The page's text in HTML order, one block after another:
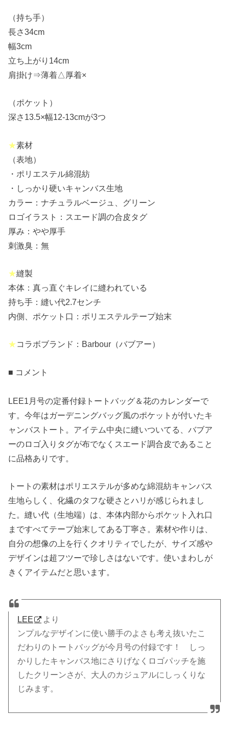
（持ち手）
長さ34cm
幅3cm
立ち上がり14cm
肩掛け⇒薄着△厚着×
（ポケット）
深さ13.5×幅12-13cmが3つ
★素材
（表地）
・ポリエステル綿混紡
・しっかり硬いキャンバス生地
カラー：ナチュラルベージュ、グリーン
ロゴイラスト：スエード調の合皮タグ
厚み：やや厚手
刺激臭：無
★縫製
本体：真っ直ぐキレイに縫われている
持ち手：縫い代2.7センチ
内側、ポケット口：ポリエステルテープ始末
★コラボブランド：Barbour（バブアー）
■ コメント
LEE1月号の定番付録トートバッグ＆花のカレンダーで
す。今年はガーデニングバッグ風のポケットが付いたキ
ャンバストート。アイテム中央に縫いついてる、バブア
ーのロゴ入りタグが布でなくスエード調合皮であること
に品格ありです。
トートの素材はポリエステルが多めな綿混紡キャンバス
生地らしく、化繊のタフな硬さとハリが感じられまし
た。縫い代（生地端）は、本体内部からポケット入れ口
まですべてテープ始末してある丁寧さ。素材や作りは、
自分の想像の上を行くクオリティでしたが、サイズ感や
デザインは超フツーで珍しさはないです。使いまわしが
きくアイテムだと思います。
LEE
より
ンプルなデザインに使い勝手のよさも考え抜いたこ
だわりのトートバッグが今月号の付録です！ しっ
かりしたキャンバス地にさりげなくロゴパッチを施
したクリーンさが、大人のカジュアルにしっくりな
じみます。